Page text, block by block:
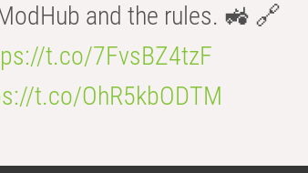
and the rules. 🚜 🔗
t.co/7FvsBZ4tzF
t.co/OhR5kbODTM